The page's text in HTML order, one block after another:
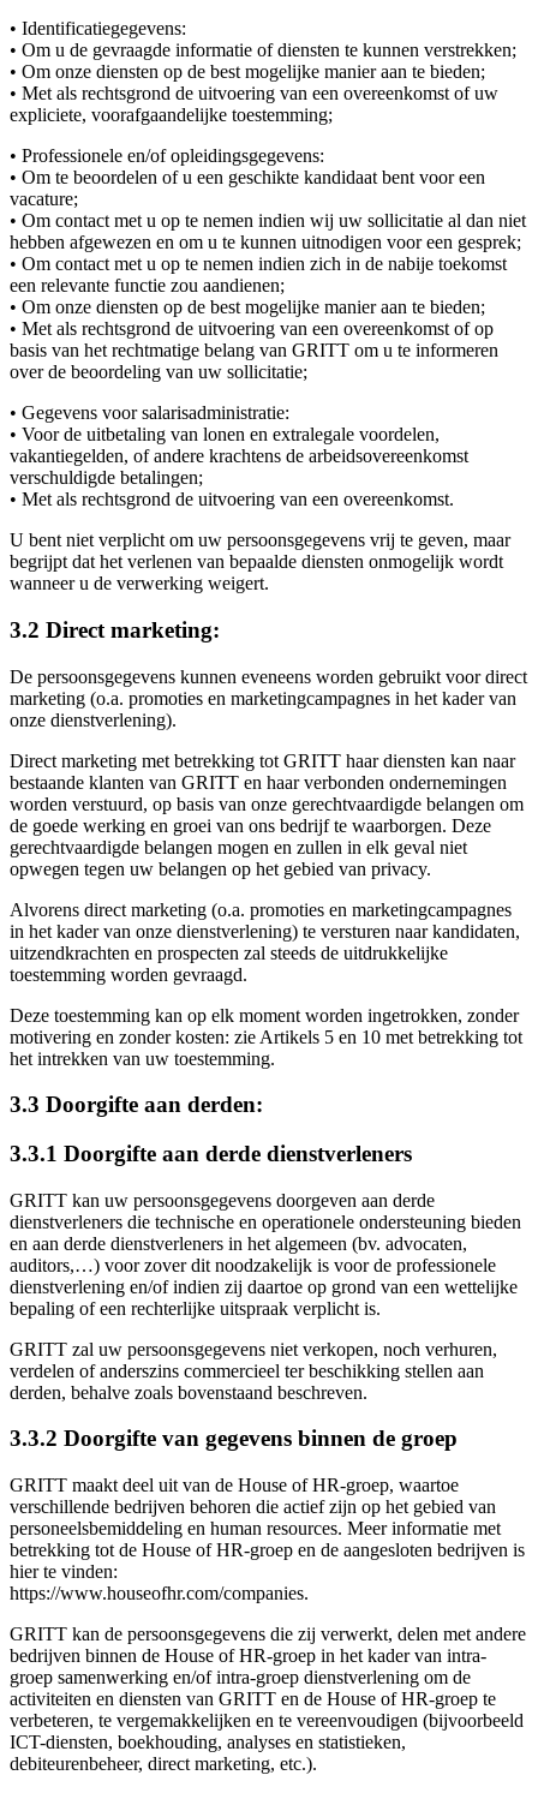
• Identificatiegegevens:
• Om u de gevraagde informatie of diensten te kunnen verstrekken;
• Om onze diensten op de best mogelijke manier aan te bieden;
• Met als rechtsgrond de uitvoering van een overeenkomst of uw
expliciete, voorafgaandelijke toestemming;
• Professionele en/of opleidingsgegevens:
• Om te beoordelen of u een geschikte kandidaat bent voor een
vacature;
• Om contact met u op te nemen indien wij uw sollicitatie al dan niet
hebben afgewezen en om u te kunnen uitnodigen voor een gesprek;
• Om contact met u op te nemen indien zich in de nabije toekomst
een relevante functie zou aandienen;
• Om onze diensten op de best mogelijke manier aan te bieden;
• Met als rechtsgrond de uitvoering van een overeenkomst of op
basis van het rechtmatige belang van GRITT om u te informeren
over de beoordeling van uw sollicitatie;
• Gegevens voor salarisadministratie:
• Voor de uitbetaling van lonen en extralegale voordelen,
vakantiegelden, of andere krachtens de arbeidsovereenkomst
verschuldigde betalingen;
• Met als rechtsgrond de uitvoering van een overeenkomst.
U bent niet verplicht om uw persoonsgegevens vrij te geven, maar
begrijpt dat het verlenen van bepaalde diensten onmogelijk wordt
wanneer u de verwerking weigert.
3.2 Direct marketing:
De persoonsgegevens kunnen eveneens worden gebruikt voor direct
marketing (o.a. promoties en marketingcampagnes in het kader van
onze dienstverlening).
Direct marketing met betrekking tot GRITT haar diensten kan naar
bestaande klanten van GRITT en haar verbonden ondernemingen
worden verstuurd, op basis van onze gerechtvaardigde belangen om
de goede werking en groei van ons bedrijf te waarborgen. Deze
gerechtvaardigde belangen mogen en zullen in elk geval niet
opwegen tegen uw belangen op het gebied van privacy.
Alvorens direct marketing (o.a. promoties en marketingcampagnes
in het kader van onze dienstverlening) te versturen naar kandidaten,
uitzendkrachten en prospecten zal steeds de uitdrukkelijke
toestemming worden gevraagd.
Deze toestemming kan op elk moment worden ingetrokken, zonder
motivering en zonder kosten: zie Artikels 5 en 10 met betrekking tot
het intrekken van uw toestemming.
3.3 Doorgifte aan derden:
3.3.1 Doorgifte aan derde dienstverleners
GRITT kan uw persoonsgegevens doorgeven aan derde
dienstverleners die technische en operationele ondersteuning bieden
en aan derde dienstverleners in het algemeen (bv. advocaten,
auditors,…) voor zover dit noodzakelijk is voor de professionele
dienstverlening en/of indien zij daartoe op grond van een wettelijke
bepaling of een rechterlijke uitspraak verplicht is.
GRITT zal uw persoonsgegevens niet verkopen, noch verhuren,
verdelen of anderszins commercieel ter beschikking stellen aan
derden, behalve zoals bovenstaand beschreven.
3.3.2 Doorgifte van gegevens binnen de groep
GRITT maakt deel uit van de House of HR-groep, waartoe
verschillende bedrijven behoren die actief zijn op het gebied van
personeelsbemiddeling en human resources. Meer informatie met
betrekking tot de House of HR-groep en de aangesloten bedrijven is
hier te vinden:
https://www.houseofhr.com/companies.
GRITT kan de persoonsgegevens die zij verwerkt, delen met andere
bedrijven binnen de House of HR-groep in het kader van intra-
groep samenwerking en/of intra-groep dienstverlening om de
activiteiten en diensten van GRITT en de House of HR-groep te
verbeteren, te vergemakkelijken en te vereenvoudigen (bijvoorbeeld
ICT-diensten, boekhouding, analyses en statistieken,
debiteurenbeheer, direct marketing, etc.).